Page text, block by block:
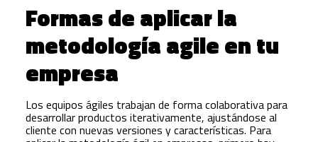
Formas de aplicar la
metodología agile en tu
empresa
Los equipos ágiles trabajan de forma colaborativa para
desarrollar productos iterativamente, ajustándose al
cliente con nuevas versiones y características. Para